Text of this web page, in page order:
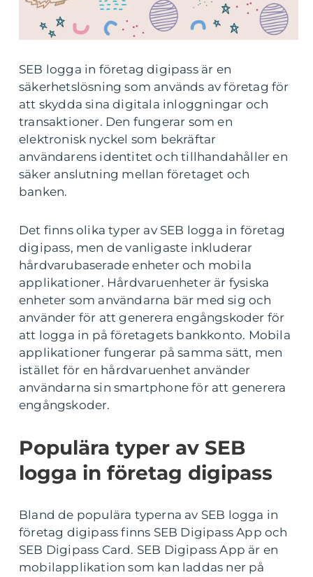
SEB logga in företag digipass är en
säkerhetslösning som används av företag för
att skydda sina digitala inloggningar och
transaktioner. Den fungerar som en
elektronisk nyckel som bekräftar
användarens identitet och tillhandahåller en
säker anslutning mellan företaget och
banken.
Det finns olika typer av SEB logga in företag
digipass, men de vanligaste inkluderar
hårdvarubaserade enheter och mobila
applikationer. Hårdvaruenheter är fysiska
enheter som användarna bär med sig och
använder för att generera engångskoder för
att logga in på företagets bankkonto. Mobila
applikationer fungerar på samma sätt, men
istället för en hårdvaruenhet använder
användarna sin smartphone för att generera
engångskoder.
Populära typer av SEB
logga in företag digipass
Bland de populära typerna av SEB logga in
företag digipass finns SEB Digipass App och
SEB Digipass Card. SEB Digipass App är en
mobilapplikation som kan laddas ner på